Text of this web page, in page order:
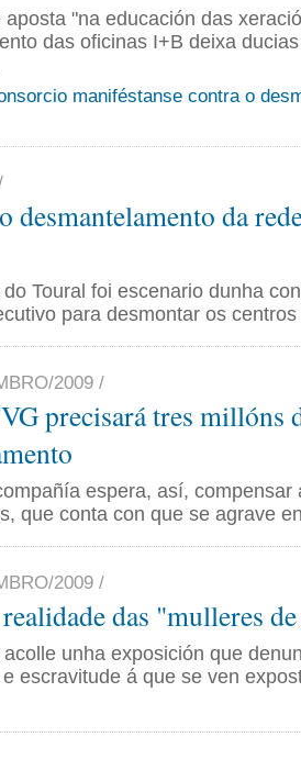
"na educación das
das oficinas I+B deixa
maniféstanse contra o
desmantelamento da
Toural foi escenario dunha
para desmontar os
2009 /
precisará tres millóns
espera, así, compensar
que conta con que se agrave
2009 /
das "mulleres
unha exposición que
escravitude á que se ven